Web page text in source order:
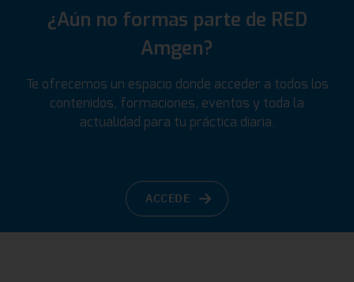
¿Aún no formas parte de RED
Amgen?
Te ofrecemos un espacio donde acceder a todos los
contenidos, formaciones, eventos y toda la
actualidad para tu práctica diaria.
ACCEDE